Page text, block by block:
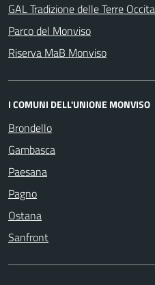
GAL Tradizione delle Terre
Parco del Monviso
Riserva MaB Monviso
I COMUNI DELL'UNIONE MONVISO
Brondello
Gambasca
Paesana
Pagno
Ostana
Sanfront